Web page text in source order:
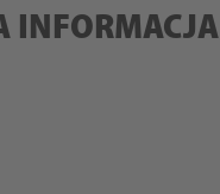
INFORMACJA